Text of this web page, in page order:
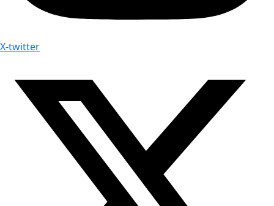
X-twitter